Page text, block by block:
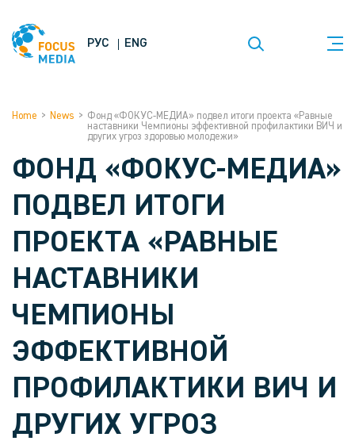
РУС ENG
Home > News > Фонд «ФОКУС-МЕДИА» подвел итоги проекта «Равные
наставники Чемпионы эффективной профилактики ВИЧ и
других угроз здоровью молодежи»
ФОНД «ФОКУС-МЕДИА»
ПОДВЕЛ ИТОГИ
ПРОЕКТА «РАВНЫЕ
НАСТАВНИКИ
ЧЕМПИОНЫ
ЭФФЕКТИВНОЙ
ПРОФИЛАКТИКИ ВИЧ И
ДРУГИХ УГРОЗ